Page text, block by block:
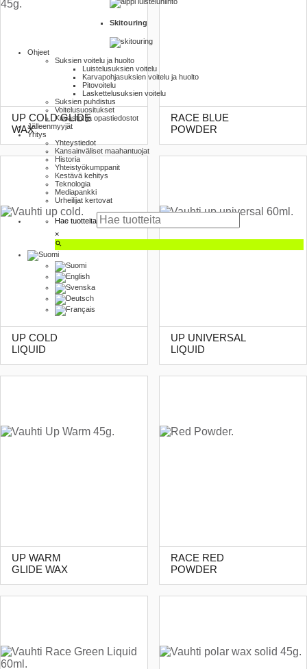
Skitouring
Ohjeet
Suksien voitelu ja huolto
Luistelu­suksien voitelu
Karva­pohja­suksien voitelu ja huolto
Pito­voitelu
Laskettelu­suksien voitelu
Suksien puhdistus
Voitelusuositukset
Kuvastot ja opas­tiedostot
Jälleenmyyjät
Yritys
Yhteystiedot
Kansainväliset maahantuojat
Historia
Yhteistyökumppanit
Kestävä kehitys
Teknologia
Mediapankki
Urheilijat kertovat
Hae tuotteita
×
UP COLD GLIDE
WAX
RACE BLUE
POWDER
UP COLD
LIQUID
UP UNIVERSAL
LIQUID
UP WARM
GLIDE WAX
RACE RED
POWDER